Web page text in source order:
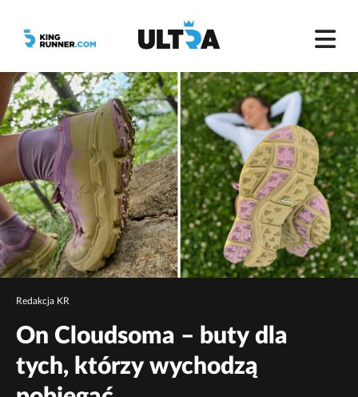
Redakcja KR
On Cloudsoma – buty dla
tych, którzy wychodzą